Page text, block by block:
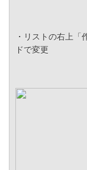
・リストの右上「
ドで変更